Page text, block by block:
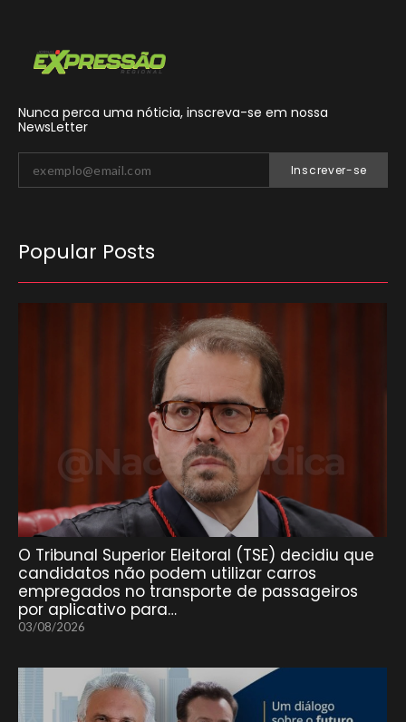
Nunca perca uma nóticia, inscreva-se em nossa
NewsLetter
Inscrever-se
Popular Posts
O Tribunal Superior Eleitoral (TSE) decidiu que
candidatos não podem utilizar carros
empregados no transporte de passageiros
por aplicativo para…
03/08/2026